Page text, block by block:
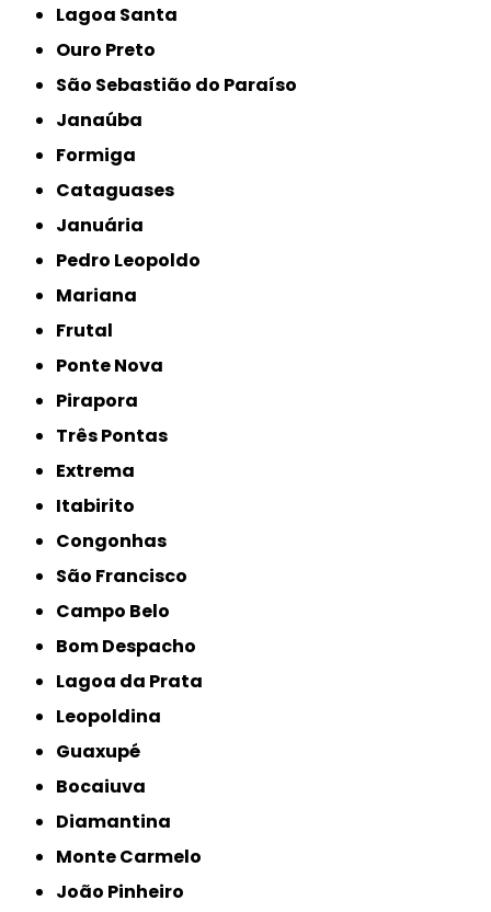
Lagoa Santa
Ouro Preto
São Sebastião do Paraíso
Janaúba
Formiga
Cataguases
Januária
Pedro Leopoldo
Mariana
Frutal
Ponte Nova
Pirapora
Três Pontas
Extrema
Itabirito
Congonhas
São Francisco
Campo Belo
Bom Despacho
Lagoa da Prata
Leopoldina
Guaxupé
Bocaiuva
Diamantina
Monte Carmelo
João Pinheiro